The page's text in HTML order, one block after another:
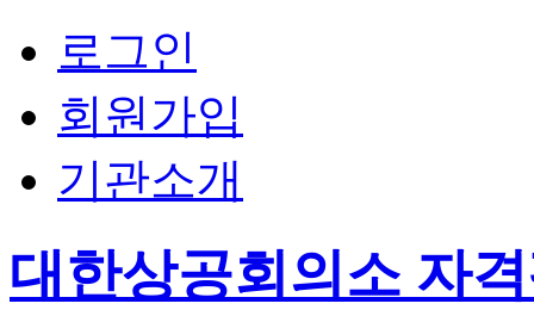
로그인
회원가입
기관소개
대한상공회의소 자